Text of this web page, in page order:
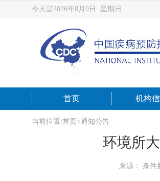
今天是2026年8月9日 星期日
首页 机构
当前位置:首页 >通知公告
环境所
来源： 条件